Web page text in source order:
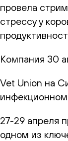
провела
стрессу у
Компания 30
Vet Union на
27-29 апреля
одном из